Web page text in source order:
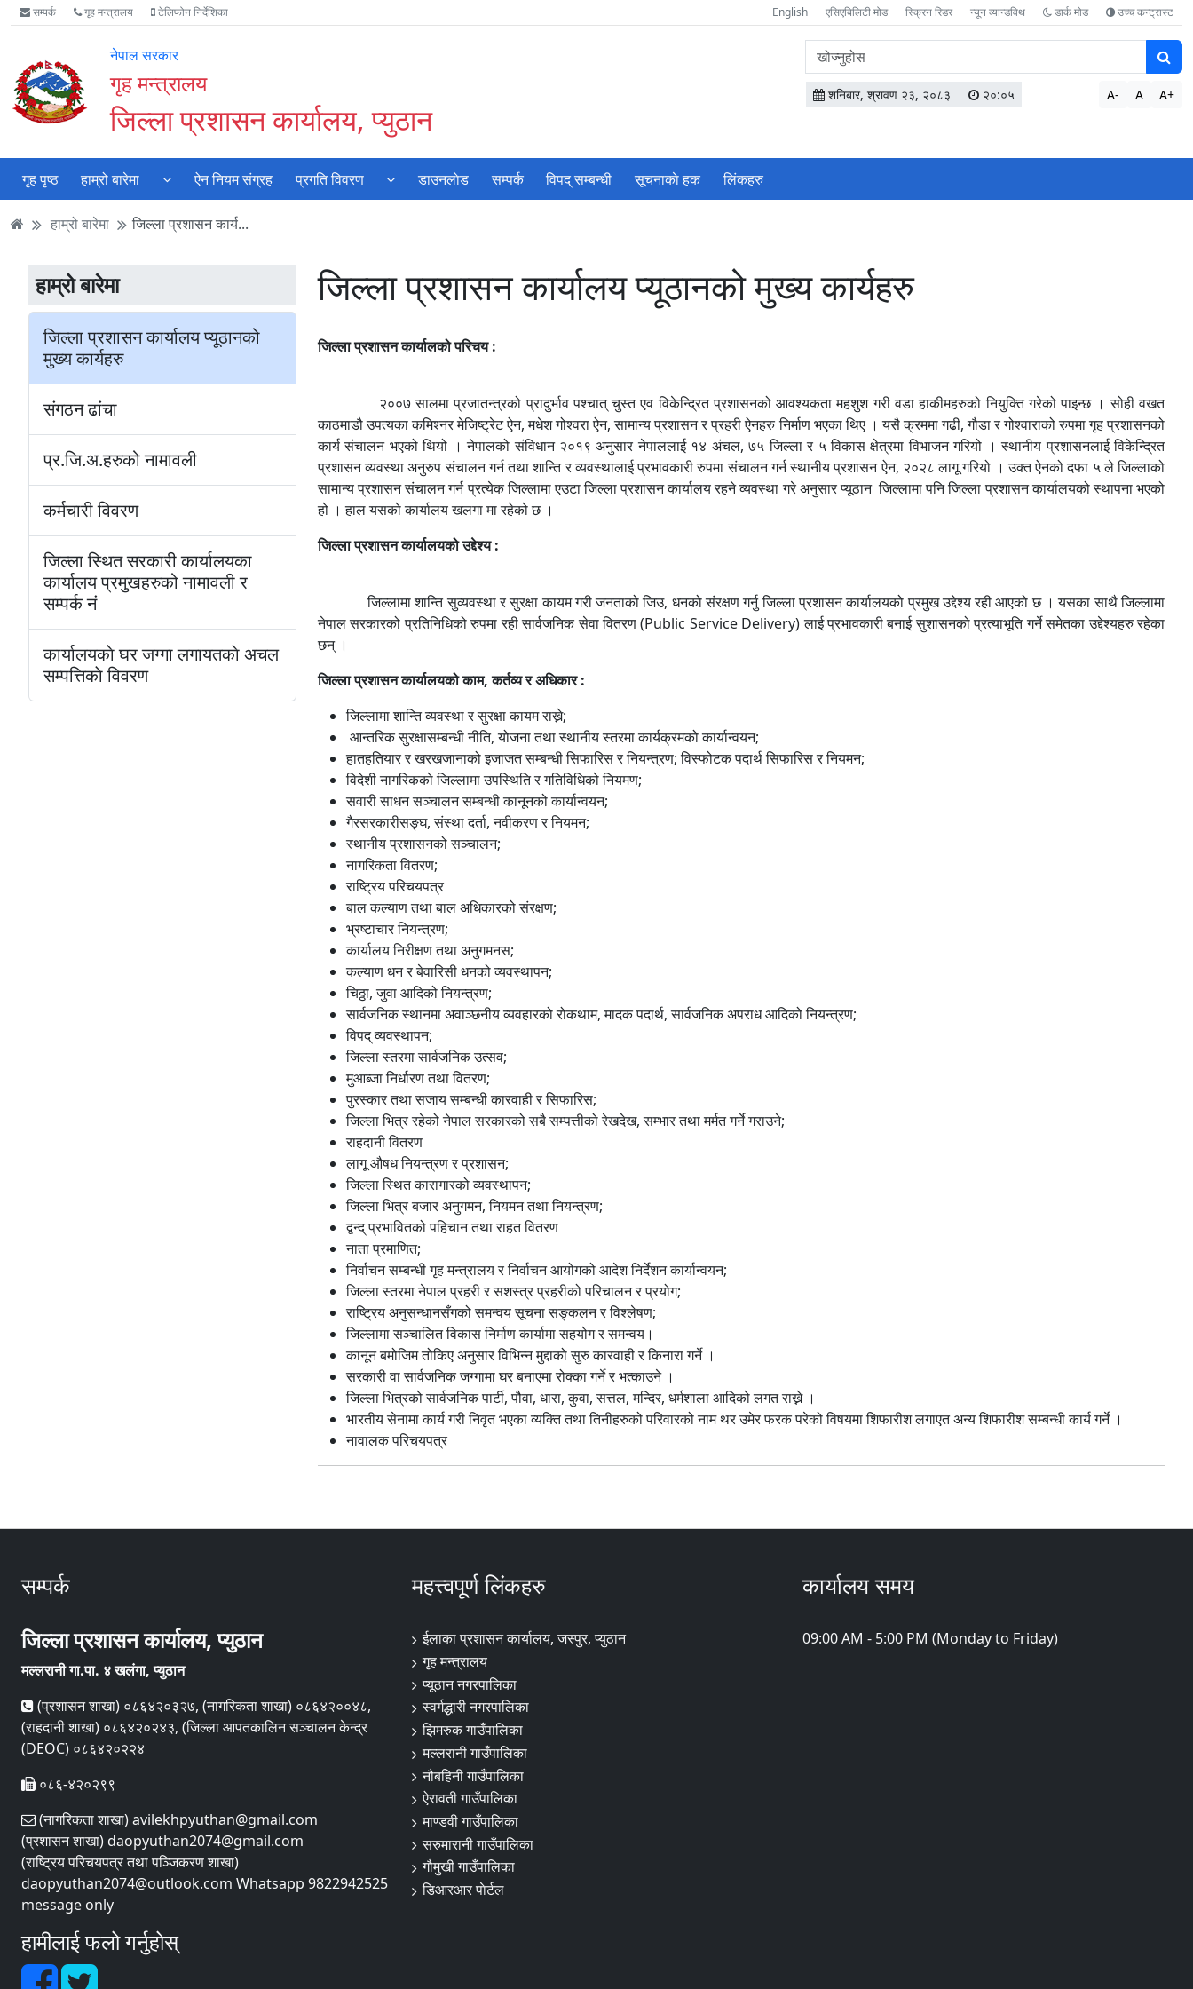
Accessibility
Mode
गर्नुहोस्
मुख्य
सामाग्री
मुख्य
नेभिगेसन
वेबसाइट
खोजमा
सम्पर्क गृह मन्त्रालय टेलिफोन निर्देशिका English एसिएबिलिटी मोड स्क्रिन रिडर न्यून व्यान्डविथ डार्क मोड उच्च कन्ट्रास्ट
नेपाल सरकार
गृह मन्त्रालय
जिल्ला प्रशासन कार्यालय, प्युठान
वेबसाइटमा
सामग्री
खोज्नुहोस
शनिबार, श्रावण २३, २०८३ २०:०५ A- A A+
गृह पृष्ठ हाम्रो बारेमा ऐन नियम संग्रह प्रगति विवरण डाउनलाेड सम्पर्क विपद् सम्बन्धी सूचनाकाे हक लिंकहरु
हाम्रो बारेमा जिल्ला प्रशासन कार्य...
हाम्रो बारेमा
जिल्ला प्रशासन कार्यालय प्यूठानको
मुख्य कार्यहरु
संगठन ढांचा
प्र.जि.अ.हरुको नामावली
कर्मचारी विवरण
जिल्ला स्थित सरकारी कार्यालयका
कार्यालय प्रमुखहरुको नामावली र
सम्पर्क नं
कार्यालयकाे घर जग्गा लगायतकाे अचल
सम्पत्तिकाे विवरण
जिल्ला प्रशासन कार्यालय प्यूठानको मुख्य कार्यहरु
जिल्ला प्रशासन कार्यालको परिचय :
२००७ सालमा प्रजातन्त्रको प्रादुर्भाव पश्चात् चुस्त एव विकेन्द्रित प्रशासनको आवश्यकता महशुश गरी वडा हाकीमहरुको नियुक्ति गरेको पाइन्छ । सोही वखत
काठमाडौ उपत्यका कमिश्नर मेजिष्ट्रेट ऐन, मधेश गोश्वरा ऐन, सामान्य प्रशासन र प्रहरी ऐनहरु निर्माण भएका थिए । यसै क्रममा गढी, गौडा र गोश्वाराको रुपमा गृह प्रशासनको
कार्य संचालन भएको थियो । नेपालको संविधान २०१९ अनुसार नेपाललाई १४ अंचल, ७५ जिल्ला र ५ विकास क्षेत्रमा विभाजन गरियो । स्थानीय प्रशासनलाई विकेन्द्रित
प्रशासन व्यवस्था अनुरुप संचालन गर्न तथा शान्ति र व्यवस्थालाई प्रभावकारी रुपमा संचालन गर्न स्थानीय प्रशासन ऐन, २०२८ लागू गरियो । उक्त ऐनको दफा ५ ले जिल्लाको
सामान्य प्रशासन संचालन गर्न प्रत्येक जिल्लामा एउटा जिल्ला प्रशासन कार्यालय रहने व्यवस्था गरे अनुसार प्यूठान जिल्लामा पनि जिल्ला प्रशासन कार्यालयको स्थापना भएको
हो । हाल यसको कार्यालय खल‌गा मा रहेको छ ।
जिल्ला प्रशासन कार्यालयको उद्देश्य :
जिल्लामा शान्ति सुव्यवस्था र सुरक्षा कायम गरी जनताको जिउ, धनको संरक्षण गर्नु जिल्ला प्रशासन कार्यालयको प्रमुख उद्देश्य रही आएको छ । यसका साथै जिल्लामा
नेपाल सरकारको प्रतिनिधिको रुपमा रही सार्वजनिक सेवा वितरण (Public Service Delivery) लाई प्रभावकारी बनाई सुशासनको प्रत्याभूति गर्ने समेतका उद्देश्यहरु रहेका
छन् ।
जिल्ला प्रशासन कार्यालयको काम,कर्तव्य र अधिकार :
जिल्लामा शान्ति व्यवस्था र सुरक्षा कायम राख्ने;
आन्तरिक सुरक्षासम्बन्धी नीति, योजना तथा स्थानीय स्तरमा कार्यक्रमको कार्यान्वयन;
हातहतियार र खरखजानाको इजाजत सम्बन्धी सिफारिस र नियन्त्रण; विस्फोटक पदार्थ सिफारिस र नियमन;
विदेशी नागरिकको जिल्लामा उपस्थिति र गतिविधिको नियमण;
सवारी साधन सञ्चालन सम्बन्धी कानूनको कार्यान्वयन;
गैरसरकारीसङ्घ, संस्था दर्ता, नवीकरण र नियमन;
स्थानीय प्रशासनको सञ्चालन;
नागरिकता वितरण;
राष्ट्रिय परिचयपत्र
बाल कल्याण तथा बाल अधिकारको संरक्षण;
भ्रष्टाचार नियन्त्रण;
कार्यालय निरीक्षण तथा अनुगमनस;
कल्याण धन र बेवारिसी धनको व्यवस्थापन;
चिठ्ठा, जुवा आदिको नियन्त्रण;
सार्वजनिक स्थानमा अवाञ्छनीय व्यवहारको रोकथाम, मादक पदार्थ, सार्वजनिक अपराध आदिको नियन्त्रण;
विपद् व्यवस्थापन;
जिल्ला स्तरमा सार्वजनिक उत्सव;
मुआब्जा निर्धारण तथा वितरण;
पुरस्कार तथा सजाय सम्बन्धी कारवाही र सिफारिस;
जिल्ला भित्र रहेको नेपाल सरकारको सबै सम्पत्तीको रेखदेख, सम्भार तथा मर्मत गर्ने गराउने;
राहदानी वितरण
लागू औषध नियन्त्रण र प्रशासन;
जिल्ला स्थित कारागारको व्यवस्थापन;
जिल्ला भित्र बजार अनुगमन, नियमन तथा नियन्त्रण;
द्वन्द् प्रभावितको पहिचान तथा राहत वितरण
नाता प्रमाणित;
निर्वाचन सम्बन्धी गृह मन्त्रालय र निर्वाचन आयोगको आदेश निर्देशन कार्यान्वयन;
जिल्ला स्तरमा नेपाल प्रहरी र सशस्त्र प्रहरीको परिचालन र प्रयोग;
राष्ट्रिय अनुसन्धानसँगको समन्वय सूचना सङ्कलन र विश्लेषण;
जिल्लामा सञ्चालित विकास निर्माण कार्यामा सहयोग र समन्वय।
कानून बमोजिम तोकिए अनुसार विभिन्न मुद्दाको सुरु कारवाही र किनारा गर्ने ।
सरकारी वा सार्वजनिक जग्गामा घर बनाएमा रोक्का गर्ने र भत्काउने ।
जिल्ला भित्रको सार्वजनिक पार्टी, पौवा, धारा, कुवा, सत्तल, मन्दिर, धर्मशाला आदिको लगत राख्ने ।
भारतीय सेनामा कार्य गरी निवृत भएका व्यक्ति तथा तिनीहरुको परिवारको नाम थर उमेर फरक परेको विषयमा शिफारीश लगाएत अन्य शिफारीश सम्बन्धी कार्य गर्ने ।
नावालक परिचयपत्र
सम्पर्क
जिल्ला प्रशासन कार्यालय, प्युठान
मल्लरानी गा.पा. ४ खलंगा, प्युठान
(प्रशासन शाखा) ०८६४२०३२७, (नागरिकता शाखा) ०८६४२००४८,
(राहदानी शाखा) ०८६४२०२४३, (जिल्ला आपतकालिन सञ्चालन केन्द्र
(DEOC) ०८६४२०२२४
०८६-४२०२९९
(नागरिकता शाखा) avilekhpyuthan@gmail.com
(प्रशासन शाखा) daopyuthan2074@gmail.com
(राष्ट्रिय परिचयपत्र तथा पञ्‍जिकरण शाखा)
daopyuthan2074@outlook.com Whatsapp 9822942525
message only
हामीलाई फलो गर्नुहोस्
महत्त्वपूर्ण लिंकहरु
ईलाका प्रशासन कार्यालय, जस्पुर, प्युठान
गृह मन्त्रालय
प्यूठान नगरपालिका
स्वर्गद्धारी नगरपालिका
झिमरुक गाउँपालिका
मल्लरानी गाउँपालिका
नौबहिनी गाउँपालिका
ऐरावती गाउँपालिका
माण्डवी गाउँपालिका
सरुमारानी गाउँपालिका
गौमुखी गाउँपालिका
डिआरआर पाेर्टल
कार्यालय समय
09:00 AM - 5:00 PM (Monday to Friday)